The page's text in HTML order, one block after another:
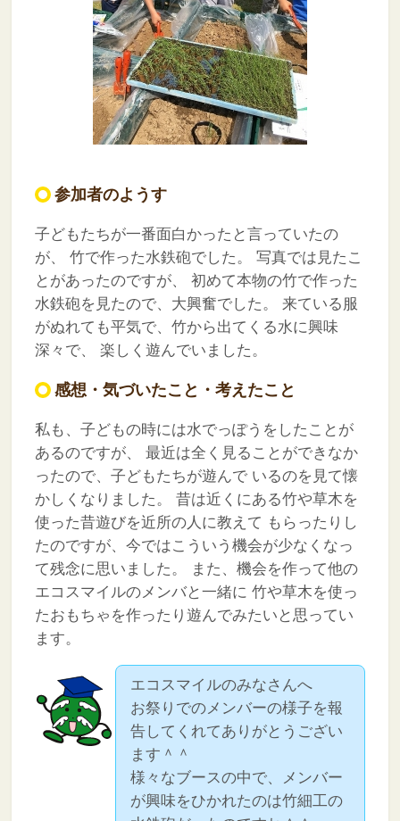
参加者のようす
子どもたちが一番面白かったと言っていたの
が、
竹で作った水鉄砲でした。
写真では見たこ
とがあったのですが、
初めて本物の竹で作った
水鉄砲を見たので、大興奮でした。
来ている服
がぬれても平気で、竹から出てくる水に興味
深々で、
楽しく遊んでいました。
感想・気づいたこと・考えたこと
私も、子どもの時には水でっぽうをしたことが
あるのですが、
最近は全く見ることができなか
ったので、子どもたちが遊んで いるのを見て懐
かしくなりました。
昔は近くにある竹や草木を
使った昔遊びを近所の人に教えて もらったりし
たのですが、今ではこういう機会が少なくなっ
て残念に思いました。
また、機会を作って他の
エコスマイルのメンバと一緒に 竹や草木を使っ
たおもちゃを作ったり遊んでみたいと思ってい
ます。
エコスマイルのみなさんへ
お祭りでのメンバーの様子を報
告してくれてありがとうござい
ます＾＾
様々なブースの中で、メンバー
が興味をひかれたのは竹細工の